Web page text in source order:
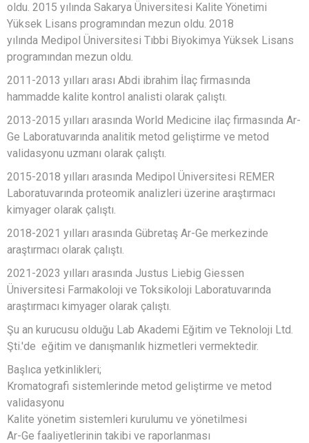
oldu. 2015 yılında Sakarya Üniversitesi Kalite Yönetimi
Yüksek Lisans programından mezun oldu. 2018
yılında Medipol Üniversitesi Tıbbi Biyokimya Yüksek Lisans
programından mezun oldu.
2011-2013 yılları arası Abdi ibrahim İlaç firmasında
hammadde kalite kontrol analisti olarak çalıştı.
2013-2015 yılları arasında World Medicine ilaç firmasında Ar-
Ge Laboratuvarında analitik metod geliştirme ve metod
validasyonu uzmanı olarak çalıştı.
2015-2018 yılları arasında Medipol Üniversitesi REMER
Laboratuvarında proteomik analizleri üzerine araştırmacı
kimyager olarak çalıştı.
2018-2021 yılları arasında Gübretaş Ar-Ge merkezinde
araştırmacı olarak çalıştı.
2021-2023 yılları arasında Justus Liebig Giessen
Üniversitesi Farmakoloji ve Toksikoloji Laboratuvarında
araştırmacı kimyager olarak çalıştı.
Şu an kurucusu olduğu Lab Akademi Eğitim ve Teknoloji Ltd.
Şti.'de eğitim ve danışmanlık hizmetleri vermektedir.
Başlıca yetkinlikleri;
Kromatografi sistemlerinde metod geliştirme ve metod
validasyonu
Kalite yönetim sistemleri kurulumu ve yönetilmesi
Ar-Ge faaliyetlerinin takibi ve raporlanması